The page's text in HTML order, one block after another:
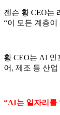
젠슨 황 CEO는
“이 모든 계층
황 CEO는 AI 인
어, 제조 등 산
“AI는 일자리를